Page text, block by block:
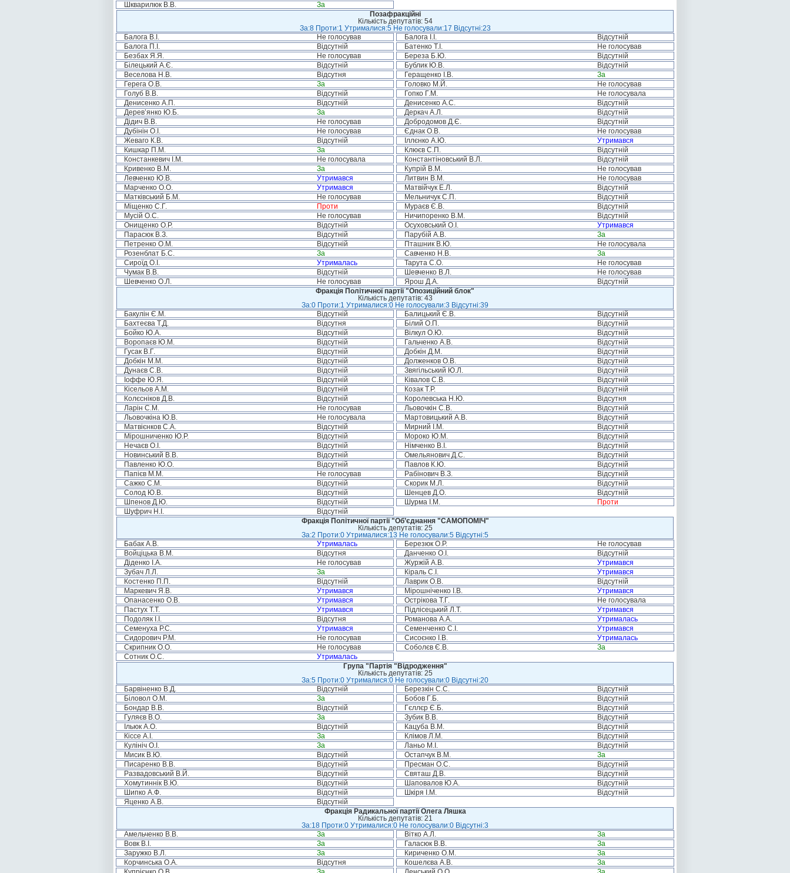
Шкварилюк В.В.
За
Позафракційні
Кількість депутатів: 54
За:8 Проти:1 Утрималися:5 Не голосували:17 Відсутні:23
Балога В.І.
Не голосував Балога І.І.
Відсутній
Балога П.І.
Відсутній Батенко Т.І.
Не голосував
Безбах Я.Я.
Не голосував Береза Б.Ю.
Відсутній
Білецький А.Є.
Відсутній Бублик Ю.В.
Відсутній
Веселова Н.В.
Відсутня Геращенко І.В.
За
Герега О.В.
За Головко М.Й.
Не голосував
Голуб В.В.
Відсутній Гопко Г.М.
Не голосувала
Денисенко А.П.
Відсутній Денисенко А.С.
Відсутній
Дерев’янко Ю.Б.
За Деркач А.Л.
Відсутній
Дідич В.В.
Не голосував Добродомов Д.Є.
Відсутній
Дубінін О.І.
Не голосував Єднак О.В.
Не голосував
Жеваго К.В.
Відсутній Іллєнко А.Ю.
Утримався
Кишкар П.М.
За Клюєв С.П.
Відсутній
Констанкевич І.М.
Не голосувала Константіновський В.Л.
Відсутній
Кривенко В.М.
За Купрій В.М.
Не голосував
Левченко Ю.В.
Утримався Литвин В.М.
Не голосував
Марченко О.О.
Утримався Матвійчук Е.Л.
Відсутній
Матківський Б.М.
Не голосував Мельничук С.П.
Відсутній
Міщенко С.Г.
Проти Мураєв Є.В.
Відсутній
Мусій О.С.
Не голосував Ничипоренко В.М.
Відсутній
Онищенко О.Р.
Відсутній Осуховський О.І.
Утримався
Парасюк В.З.
Відсутній Парубій А.В.
За
Петренко О.М.
Відсутній Пташник В.Ю.
Не голосувала
Розенблат Б.С.
За Савченко Н.В.
За
Сироїд О.І.
Утрималась Тарута С.О.
Не голосував
Чумак В.В.
Відсутній Шевченко В.Л.
Не голосував
Шевченко О.Л.
Не голосував Ярош Д.А.
Відсутній
Фракція Політичної партії "Опозиційний блок"
Кількість депутатів: 43
За:0 Проти:1 Утрималися:0 Не голосували:3 Відсутні:39
Бакулін Є.М.
Відсутній Балицький Є.В.
Відсутній
Бахтеєва Т.Д.
Відсутня Білий О.П.
Відсутній
Бойко Ю.А.
Відсутній Вілкул О.Ю.
Відсутній
Воропаєв Ю.М.
Відсутній Гальченко А.В.
Відсутній
Гусак В.Г.
Відсутній Добкін Д.М.
Відсутній
Добкін М.М.
Відсутній Долженков О.В.
Відсутній
Дунаєв С.В.
Відсутній Звягільський Ю.Л.
Відсутній
Іоффе Ю.Я.
Відсутній Ківалов С.В.
Відсутній
Кісельов А.М.
Відсутній Козак Т.Р.
Відсутній
Колєсніков Д.В.
Відсутній Королевська Н.Ю.
Відсутня
Ларін С.М.
Не голосував Льовочкін С.В.
Відсутній
Льовочкіна Ю.В.
Не голосувала Мартовицький А.В.
Відсутній
Матвієнков С.А.
Відсутній Мирний І.М.
Відсутній
Мірошниченко Ю.Р.
Відсутній Мороко Ю.М.
Відсутній
Нечаєв О.І.
Відсутній Німченко В.І.
Відсутній
Новинський В.В.
Відсутній Омельянович Д.С.
Відсутній
Павленко Ю.О.
Відсутній Павлов К.Ю.
Відсутній
Папієв М.М.
Не голосував Рабінович В.З.
Відсутній
Сажко С.М.
Відсутній Скорик М.Л.
Відсутній
Солод Ю.В.
Відсутній Шенцев Д.О.
Відсутній
Шпенов Д.Ю.
Відсутній Шурма І.М.
Проти
Шуфрич Н.І.
Відсутній
Фракція Політичної партії "Об’єднання "САМОПОМІЧ"
Кількість депутатів: 25
За:2 Проти:0 Утрималися:13 Не голосували:5 Відсутні:5
Бабак А.В.
Утрималась Березюк О.Р.
Не голосував
Войціцька В.М.
Відсутня Данченко О.І.
Відсутній
Діденко І.А.
Не голосував Журжій А.В.
Утримався
Зубач Л.Л.
За Кіраль С.І.
Утримався
Костенко П.П.
Відсутній Лаврик О.В.
Відсутній
Маркевич Я.В.
Утримався Мірошніченко І.В.
Утримався
Опанасенко О.В.
Утримався Острікова Т.Г.
Не голосувала
Пастух Т.Т.
Утримався Підлісецький Л.Т.
Утримався
Подоляк І.І.
Відсутня Романова А.А.
Утрималась
Семенуха Р.С.
Утримався Семенченко С.І.
Утримався
Сидорович Р.М.
Не голосував Сисоєнко І.В.
Утрималась
Скрипник О.О.
Не голосував Соболєв Є.В.
За
Сотник О.С.
Утрималась
Група "Партія "Відродження"
Кількість депутатів: 25
За:5 Проти:0 Утрималися:0 Не голосували:0 Відсутні:20
Барвіненко В.Д.
Відсутній Березкін С.С.
Відсутній
Біловол О.М.
За Бобов Г.Б.
Відсутній
Бондар В.В.
Відсутній Гєллєр Є.Б.
Відсутній
Гуляєв В.О.
За Зубик В.В.
Відсутній
Ільюк А.О.
Відсутній Кацуба В.М.
Відсутній
Кіссе А.І.
За Клімов Л.М.
Відсутній
Кулініч О.І.
За Ланьо М.І.
Відсутній
Мисик В.Ю.
Відсутній Остапчук В.М.
За
Писаренко В.В.
Відсутній Пресман О.С.
Відсутній
Развадовський В.Й.
Відсутній Святаш Д.В.
Відсутній
Хомутиннік В.Ю.
Відсутній Шаповалов Ю.А.
Відсутній
Шипко А.Ф.
Відсутній Шкіря І.М.
Відсутній
Яценко А.В.
Відсутній
Фракція Радикальної партії Олега Ляшка
Кількість депутатів: 21
За:18 Проти:0 Утрималися:0 Не голосували:0 Відсутні:3
Амельченко В.В.
За Вітко А.Л.
За
Вовк В.І.
За Галасюк В.В.
За
Заружко В.Л.
За Кириченко О.М.
За
Корчинська О.А.
Відсутня Кошелєва А.В.
За